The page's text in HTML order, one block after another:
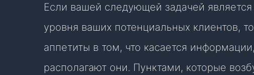
Если вашей следующей задачей
уровня ваших потенциальных клиентов,
аппетиты в том, что касается
располагают они. Пунктами, которые